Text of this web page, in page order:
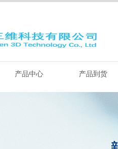
产品中心 产品到货